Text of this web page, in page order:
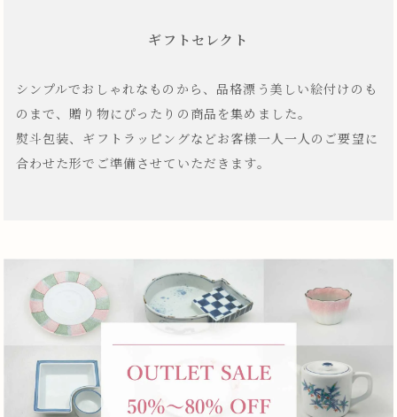
ギフトセレクト
シンプルでおしゃれなものから、品格漂う美しい絵付けのも
のまで、贈り物にぴったりの商品を集めました。
熨斗包装、ギフトラッピングなどお客様一人一人のご要望に
合わせた形でご準備させていただきます。